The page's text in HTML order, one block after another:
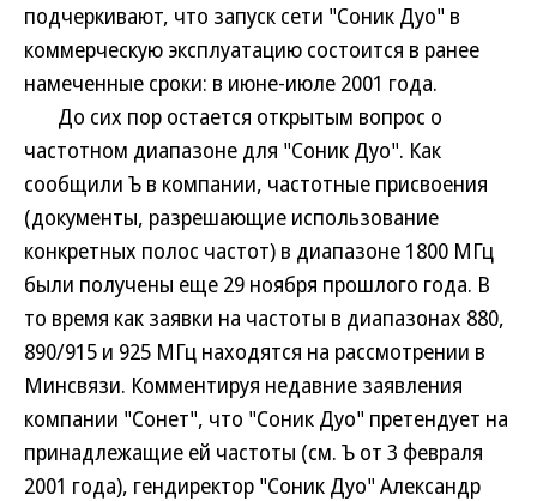
подчеркивают, что запуск сети "Соник Дуо" в
коммерческую эксплуатацию состоится в ранее
намеченные сроки: в июне-июле 2001 года.
До сих пор остается открытым вопрос о
частотном диапазоне для "Соник Дуо". Как
сообщили Ъ в компании, частотные присвоения
(документы, разрешающие использование
конкретных полос частот) в диапазоне 1800 МГц
были получены еще 29 ноября прошлого года. В
то время как заявки на частоты в диапазонах 880,
890/915 и 925 МГц находятся на рассмотрении в
Минсвязи. Комментируя недавние заявления
компании "Сонет", что "Соник Дуо" претендует на
принадлежащие ей частоты (см. Ъ от 3 февраля
2001 года), гендиректор "Соник Дуо" Александр